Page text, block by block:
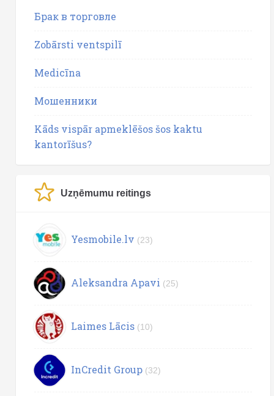
Брак в торговле
Zobārsti ventspilī
Medicīna
Мошенники
Kāds vispār apmeklēšos šos kaktu
kantorīšus?
Uzņēmumu reitings
Yesmobile.lv (23)
Aleksandra Apavi (25)
Laimes Lācis (10)
InCredit Group (32)